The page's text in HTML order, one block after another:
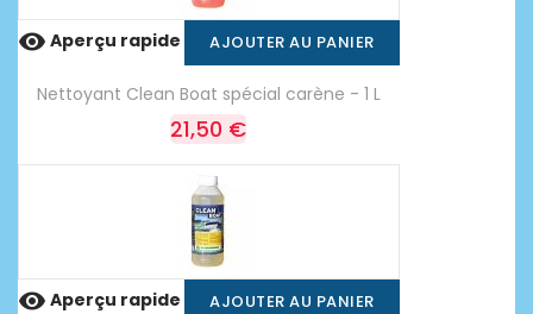
 Aperçu rapide AJOUTER AU PANIER
Nettoyant Clean Boat spécial carène - 1 L
21,50 €
 Aperçu rapide AJOUTER AU PANIER